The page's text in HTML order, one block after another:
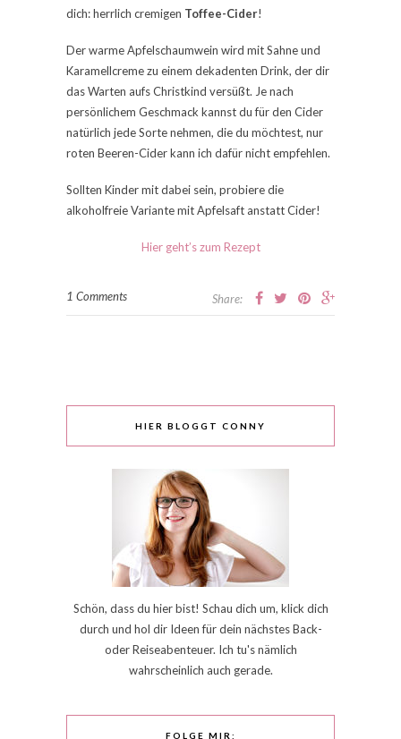
dich: herrlich cremigen Toffee-Cider!
Der warme Apfelschaumwein wird mit Sahne und
Karamellcreme zu einem dekadenten Drink, der dir
das Warten aufs Christkind versüßt. Je nach
persönlichem Geschmack kannst du für den Cider
natürlich jede Sorte nehmen, die du möchtest, nur
roten Beeren-Cider kann ich dafür nicht empfehlen.
Sollten Kinder mit dabei sein, probiere die
alkoholfreie Variante mit Apfelsaft anstatt Cider!
Hier geht’s zum Rezept
1 Comments Share:
HIER BLOGGT CONNY
Schön, dass du hier bist! Schau dich um, klick dich
durch und hol dir Ideen für dein nächstes Back-
oder Reiseabenteuer. Ich tu's nämlich
wahrscheinlich auch gerade.
FOLGE MIR: